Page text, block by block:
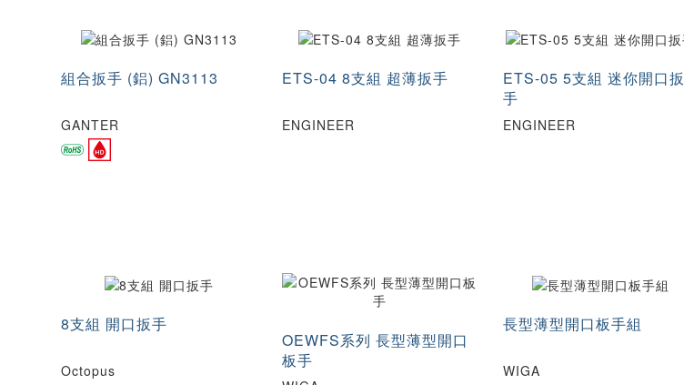
組合扳手 (鋁) GN3113
GANTER
ETS-04 8支組 超薄扳手
ENGINEER
ETS-05 5支組 迷你開口扳
手
ENGINEER
8支組 開口扳手
Octopus
OEWFS系列 長型薄型開口
板手
長型薄型開口板手組
WIGA